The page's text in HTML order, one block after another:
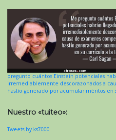
pregunto cuántos Einstein potenciales
irremediablemente descorazonados a
hastío generado por acumular méritos en
Nuestro «tuiteo»:
Tweets by ks7000